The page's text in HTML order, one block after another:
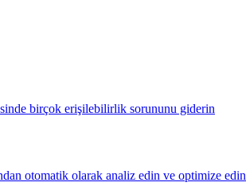
birçok erişilebilirlik sorununu giderin
otomatik olarak analiz edin ve optimize edin